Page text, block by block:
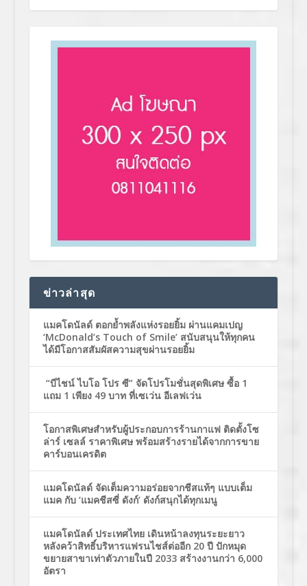
ข่าวล่าสุด
แมคโดนัลด์ ตอกย้ำพลังแห่งรอยยิ้ม ผ่านแคมเปญ
‘McDonald’s Touch of Smile’ สนับสนุนให้ทุกคน
ได้มีโอกาสสัมผัสความสุขผ่านรอยยิ้ม
“บีไชน์ ไบโอ โปร ซี” จัดโปรโมชั่นสุดพิเศษ ซื้อ 1
แถม 1 เพียง 49 บาท ที่เซเว่น อีเลฟเว่น
โอกาสพิเศษสำหรับผู้ประกอบการร้านกาแฟ ติดตั้งโซ
ล่าร์ เซลล์ ราคาพิเศษ พร้อมสร้างรายได้จากการขาย
คาร์บอนเครดิต
แมคโดนัลด์ จัดเต็มความอร่อยจากชีสแท้ๆ แบบเต็ม
แมค กับ ‘แมคชีสซี่ ดังก์’ ดังก์สนุกได้ทุกเมนู
แมคโดนัลด์ ประเทศไทย เดินหน้าลงทุนระยะยาว
หลังคว้าสิทธิ์บริหารแฟรนไชส์ต่ออีก 20 ปี ปักหมุด
ขยายสาขาเท่าตัวภายในปี 2033 สร้างงานกว่า 6,000
อัตรา